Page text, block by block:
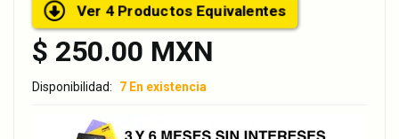
Ver 4 Productos Equivalentes
$ 250.00 MXN
Disponibilidad: 7 En existencia